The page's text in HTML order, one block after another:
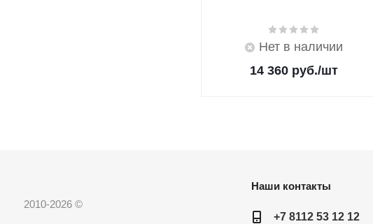
Нет в наличии
14 360 руб./шт
2010-2026 ©
Наши контакты
+7 8112 53 12 12